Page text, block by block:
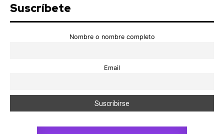
Suscríbete
Nombre o nombre completo
Email